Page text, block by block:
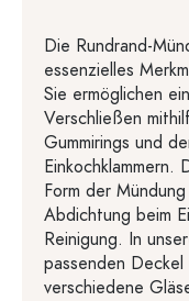
Die Rundrand-
essenzielles
Sie ermöglichen
Verschließen
Gummirings und
Form der
Abdichtung beim
Reinigung. In
passenden
verschiedene